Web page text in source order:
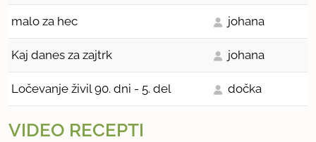
malo za hec johana
Kaj danes za zajtrk johana
Ločevanje živil 90. dni - 5. del dočka
VIDEO RECEPTI